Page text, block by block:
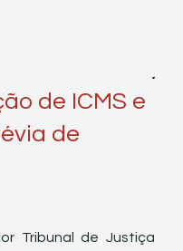
de ICMS e
de
Tribunal de Justiça